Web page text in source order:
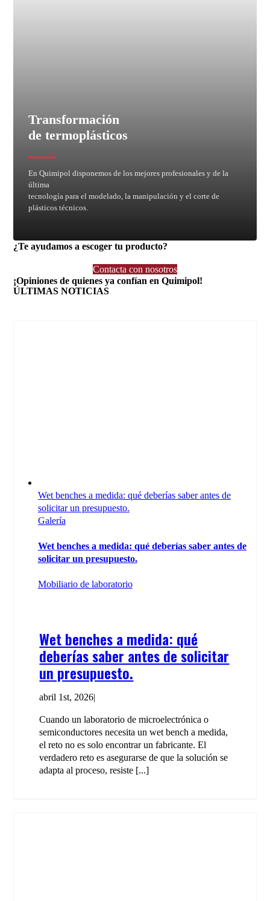
Transformación
de termoplásticos
En Quimipol disponemos de los mejores profesionales y de la
última
tecnología para el modelado, la manipulación y el corte de
plásticos técnicos.
Fresadoras CNC
¿Te ayudamos a escoger tu producto?
Contacta con nosotros
¡Opiniones de quienes ya confían en Quimipol!
ÚLTIMAS NOTICIAS
Wet benches a medida: qué deberías saber antes de
solicitar un presupuesto.
Galería
Wet benches a medida: qué deberías saber antes de
solicitar un presupuesto.
Mobiliario de laboratorio
Wet benches a medida: qué
deberías saber antes de solicitar
un presupuesto.
abril 1st, 2026|
Cuando un laboratorio de microelectrónica o
semiconductores necesita un wet bench a medida,
el reto no es solo encontrar un fabricante. El
verdadero reto es asegurarse de que la solución se
adapta al proceso, resiste [...]